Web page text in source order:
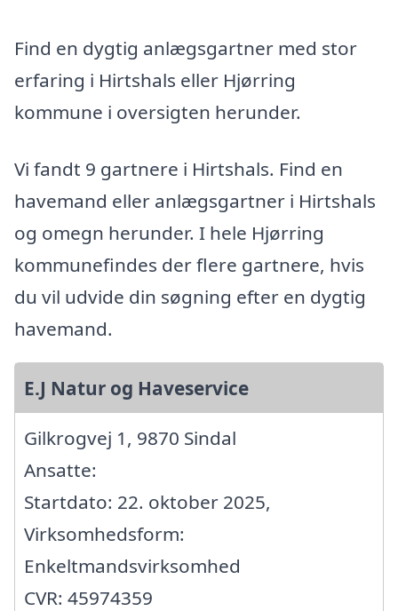
Find en dygtig anlægsgartner med stor
erfaring i Hirtshals eller Hjørring
kommune i oversigten herunder.
Vi fandt 9 gartnere i Hirtshals. Find en
havemand eller anlægsgartner i Hirtshals
og omegn herunder. I hele Hjørring
kommunefindes der flere gartnere, hvis
du vil udvide din søgning efter en dygtig
havemand.
E.J Natur og Haveservice
Gilkrogvej 1, 9870 Sindal
Ansatte:
Startdato: 22. oktober 2025,
Virksomhedsform:
Enkeltmandsvirksomhed
CVR: 45974359